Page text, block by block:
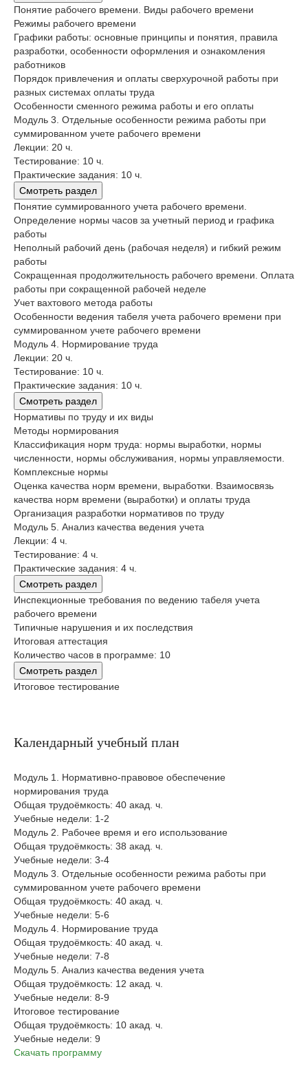
Понятие рабочего времени. Виды рабочего времени
Режимы рабочего времени
Графики работы: основные принципы и понятия, правила
разработки, особенности оформления и ознакомления
работников
Порядок привлечения и оплаты сверхурочной работы при
разных системах оплаты труда
Особенности сменного режима работы и его оплаты
Модуль 3. Отдельные особенности режима работы при
суммированном учете рабочего времени
Лекции: 20 ч.
Тестирование: 10 ч.
Практические задания: 10 ч.
Смотреть раздел
Понятие суммированного учета рабочего времени.
Определение нормы часов за учетный период и графика
работы
Неполный рабочий день (рабочая неделя) и гибкий режим
работы
Сокращенная продолжительность рабочего времени. Оплата
работы при сокращенной рабочей неделе
Учет вахтового метода работы
Особенности ведения табеля учета рабочего времени при
суммированном учете рабочего времени
Модуль 4. Нормирование труда
Лекции: 20 ч.
Тестирование: 10 ч.
Практические задания: 10 ч.
Смотреть раздел
Нормативы по труду и их виды
Методы нормирования
Классификация норм труда: нормы выработки, нормы
численности, нормы обслуживания, нормы управляемости.
Комплексные нормы
Оценка качества норм времени, выработки. Взаимосвязь
качества норм времени (выработки) и оплаты труда
Организация разработки нормативов по труду
Модуль 5. Анализ качества ведения учета
Лекции: 4 ч.
Тестирование: 4 ч.
Практические задания: 4 ч.
Смотреть раздел
Инспекционные требования по ведению табеля учета
рабочего времени
Типичные нарушения и их последствия
Итоговая аттестация
Количество часов в программе: 10
Смотреть раздел
Итоговое тестирование
Календарный учебный план
Модуль 1. Нормативно-правовое обеспечение
нормирования труда
Общая трудоёмкость: 40 акад. ч.
Учебные недели: 1-2
Модуль 2. Рабочее время и его использование
Общая трудоёмкость: 38 акад. ч.
Учебные недели: 3-4
Модуль 3. Отдельные особенности режима работы при
суммированном учете рабочего времени
Общая трудоёмкость: 40 акад. ч.
Учебные недели: 5-6
Модуль 4. Нормирование труда
Общая трудоёмкость: 40 акад. ч.
Учебные недели: 7-8
Модуль 5. Анализ качества ведения учета
Общая трудоёмкость: 12 акад. ч.
Учебные недели: 8-9
Итоговое тестирование
Общая трудоёмкость: 10 акад. ч.
Учебные недели: 9
Скачать программу